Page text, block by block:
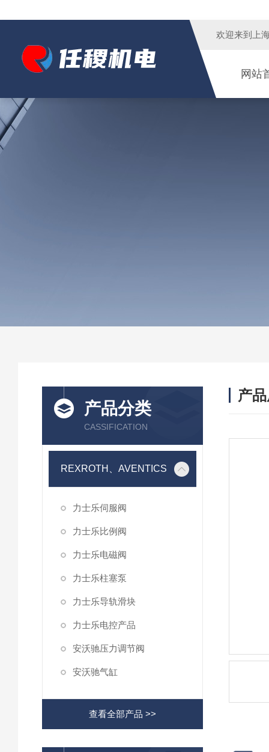
欢迎来到 上
网站
产品分类
CASSIFICATION
REXROTH、AVENTICS
力士乐伺服阀
力士乐比例阀
力士乐电磁阀
力士乐柱塞泵
力士乐导轨滑块
力士乐电控产品
安沃驰压力调节阀
安沃驰气缸
查看全部产品 >>
产